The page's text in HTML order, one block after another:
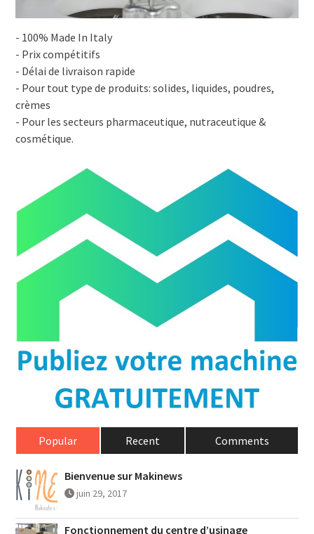
- 100% Made In Italy
- Prix compétitifs
- Délai de livraison rapide
- Pour tout type de produits: solides, liquides, poudres,
crèmes
- Pour les secteurs pharmaceutique, nutraceutique &
cosmétique.
Popular Recent Comments
Bienvenue sur Makinews
juin 29, 2017
Fonctionnement du centre d’usinage